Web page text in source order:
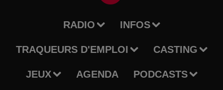
RADIO INFOS
TRAQUEURS D'EMPLOI CASTING
JEUX AGENDA PODCASTS